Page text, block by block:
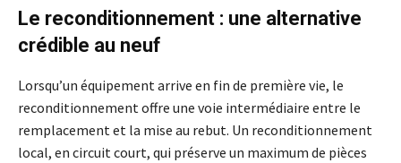
Le reconditionnement : une alternative
crédible au neuf
Lorsqu’un équipement arrive en fin de première vie, le
reconditionnement offre une voie intermédiaire entre le
remplacement et la mise au rebut. Un reconditionnement
local, en circuit court, qui préserve un maximum de pièces